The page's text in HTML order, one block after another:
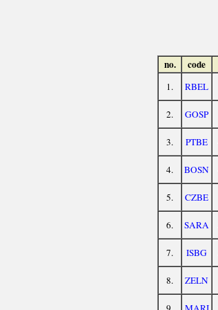
no. code
1. RBEL
2. GOSP
3. PTBE
4. BOSN
5. CZBE
6. SARA
7. ISBG
8. ZELN